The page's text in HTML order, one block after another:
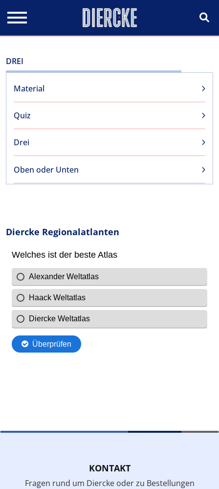
DREI
Material
Quiz
Drei
Oben oder Unten
Diercke Regionalatlanten
KONTAKT
Fragen rund um Diercke oder zu Bestellungen